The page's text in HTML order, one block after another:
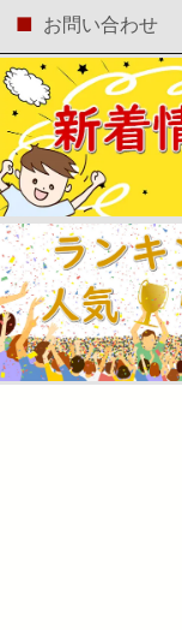
お問い合わせ